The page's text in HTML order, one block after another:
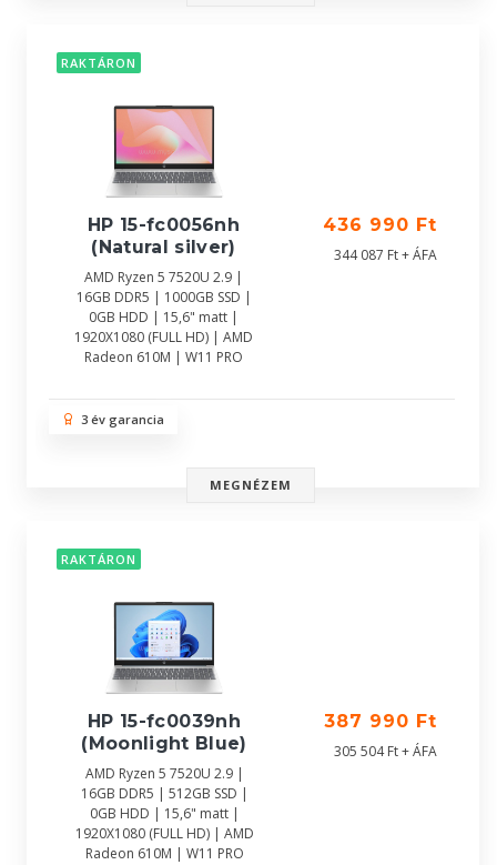
RAKTÁRON
HP 15-fc0056nh
(Natural silver)
AMD Ryzen 5 7520U 2.9 |
16GB DDR5 | 1000GB SSD |
0GB HDD | 15,6" matt |
1920X1080 (FULL HD) | AMD
Radeon 610M | W11 PRO
436 990 Ft
344 087 Ft + ÁFA
3 év garancia
MEGNÉZEM
RAKTÁRON
HP 15-fc0039nh
(Moonlight Blue)
AMD Ryzen 5 7520U 2.9 |
16GB DDR5 | 512GB SSD |
0GB HDD | 15,6" matt |
1920X1080 (FULL HD) | AMD
Radeon 610M | W11 PRO
387 990 Ft
305 504 Ft + ÁFA